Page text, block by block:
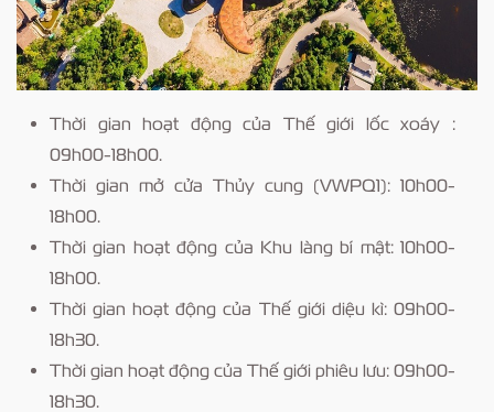
Thời gian hoạt động của Thế giới lốc xoáy :
09h00-18h00.
Thời gian mở cửa Thủy cung (VWPQ1): 10h00-
18h00.
Thời gian hoạt động của Khu làng bí mật: 10h00-
18h00.
Thời gian hoạt động của Thế giới diệu kì: 09h00-
18h30.
Thời gian hoạt động của Thế giới phiêu lưu: 09h00-
18h30.